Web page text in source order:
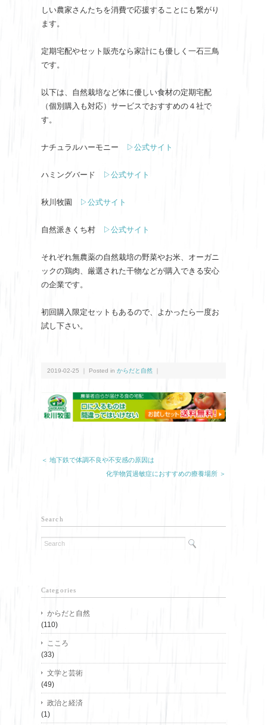
しい農家さんたちを消費で応援することにも繋がり
ます。
定期宅配やセット販売なら家計にも優しく一石三鳥
です。
以下は、自然栽培など体に優しい食材の定期宅配
（個別購入も対応）サービスでおすすめの４社で
す。
ナチュラルハーモニー ▷公式サイト
ハミングバード ▷公式サイト
秋川牧園 ▷公式サイト
自然派きくち村 ▷公式サイト
それぞれ無農薬の自然栽培の野菜やお米、オーガニ
ックの鶏肉、厳選された干物などが購入できる安心
の企業です。
初回購入限定セットもあるので、よかったら一度お
試し下さい。
2019-02-25 ｜ Posted in からだと自然
＜ 地下鉄で体調不良や不安感の原因は
化学物質過敏症におすすめの療養場所 ＞
Search
Categories
からだと自然
(110)
こころ
(33)
文学と芸術
(49)
政治と経済
(1)